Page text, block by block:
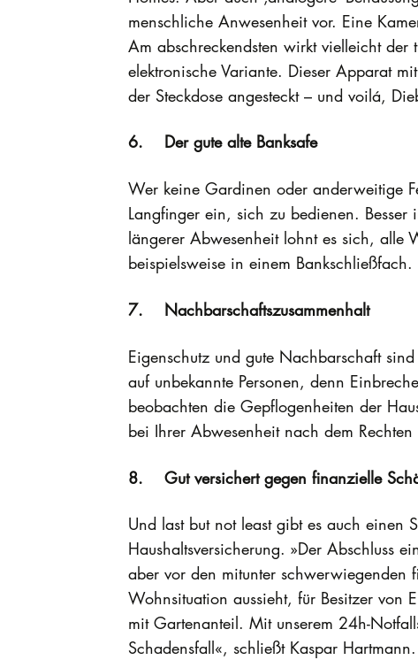
menschliche Anwesenheit vor. Eine
Am abschreckendsten wirkt vielleicht
elektronische Variante. Dieser Apparat
der Steckdose angesteckt – und voilá,
6. Der gute alte Banksafe
Wer keine Gardinen oder anderweitige
Langfinger ein, sich zu bedienen.
längerer Abwesenheit lohnt es sich, alle
beispielsweise in einem Bankschließfach.
7. Nachbarschaftszusammenhalt
Eigenschutz und gute Nachbarschaft
auf unbekannte Personen, denn
beobachten die Gepflogenheiten der
bei Ihrer Abwesenheit nach dem
8. Gut versichert gegen finanzielle
Und last but not least gibt es auch einen
Haushaltsversicherung. »Der Abschluss
aber vor den mitunter schwerwiegenden
Wohnsituation aussieht, für Besitzer von
mit Gartenanteil. Mit unserem 24h-
Schadensfall«, schließt Kaspar Hartmann.